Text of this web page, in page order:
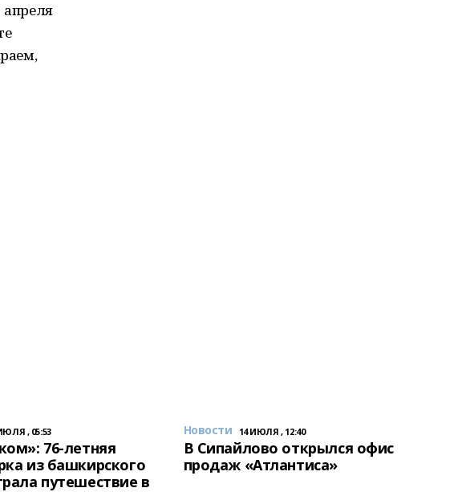
апреля
, 05:53
76-летняя
из башкирского
путешествие в
Новости 14 ИЮЛЯ , 12:40
В Сипайлово открылся офис
продаж «Атлантиса»